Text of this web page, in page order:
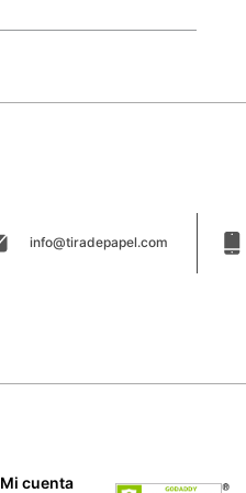
info@tiradepapel.com
Mi cuenta